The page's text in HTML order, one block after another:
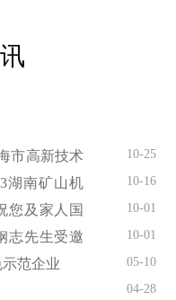
市高新技术
10-25
湖南矿山机
10-16
您及家人国
10-01
志先生受邀
10-01
范企业 05-10
04-28